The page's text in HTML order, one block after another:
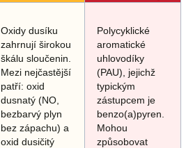
Oxidy dusíku
zahrnují širokou
škálu sloučenin.
Mezi nejčastější
patří: oxid
dusnatý (NO,
bezbarvý plyn
bez zápachu) a
oxid dusičitý
Polycyklické
aromatické
uhlovodíky
(PAU), jejichž
typickým
zástupcem je
benzo(a)pyren.
Mohou
způsobovat